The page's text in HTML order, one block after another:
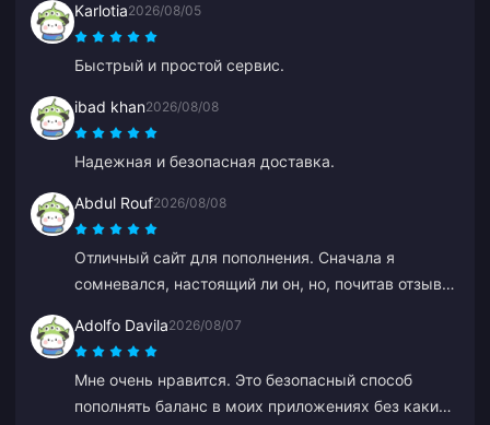
все, что я пробовал; и это невероятно просто —
пара кликов, и все готово. Это облегчает жизнь.
Karlotia2026/08/05
Быстрый и простой сервис.
ibad khan2026/08/08
Надежная и безопасная доставка.
Abdul Rouf2026/08/08
Отличный сайт для пополнения. Сначала я
сомневался, настоящий ли он, но, почитав отзывы,
чем за 2 минуты, так что я очень доволен.
Adolfo Davila2026/08/07
Мне очень нравится. Это безопасный способ
пополнять баланс в моих приложениях без каких-